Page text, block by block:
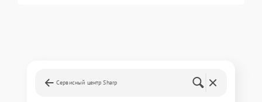
Сервисный центр Sharp